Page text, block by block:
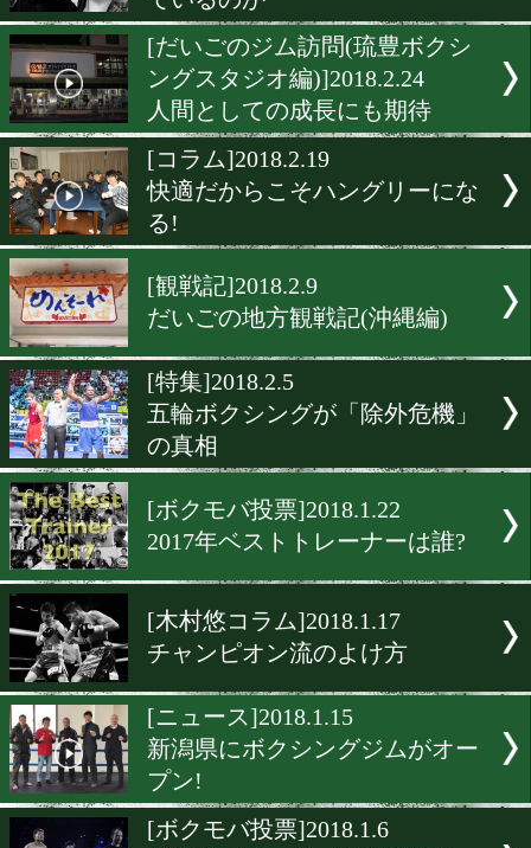
計量失格!ネリの王座剥奪
とは
[木村悠コラム]2018.2.26
リング上でボクサーは何を
ているのか
[だいごのジム訪問(琉豊ボ
ングスタジオ編)]2018.2.24
[コラム]2018.2.19
快適だからこそハングリー
る!
[観戦記]2018.2.9
[特集]2018.2.5
五輪ボクシングが「除外危
の真相
[ボクモバ投票]2018.1.22